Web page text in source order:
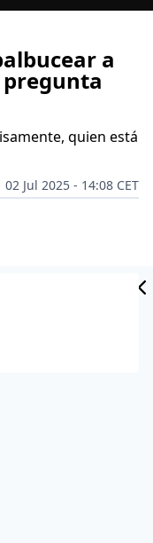
a
pregunta
quien está
02 Jul 2025 - 14:08 CET